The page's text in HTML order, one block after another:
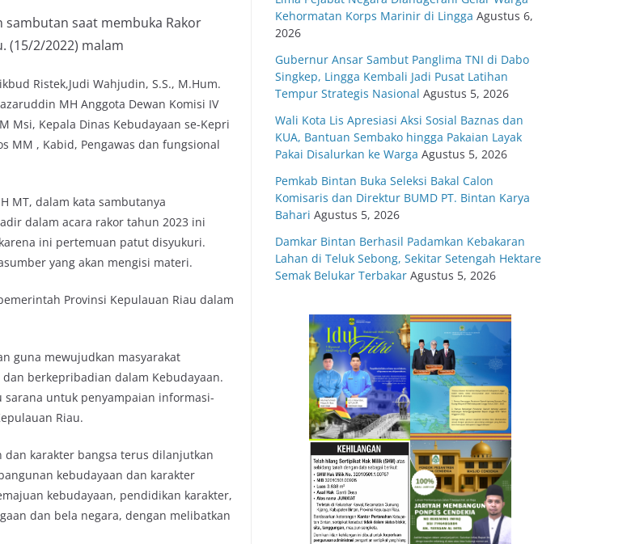
sambutan saat membuka Rakor
(15/2/2022) malam
Ristek,Judi Wahjudin, S.S., M.Hum.
MH Anggota Dewan Komisi IV
Msi, Kepala Dinas Kebudayaan se-Kepri
MM , Kabid, Pengawas dan fungsional
MT, dalam kata sambutanya
dalam acara rakor tahun 2023 ini
ini pertemuan patut disyukuri.
yang akan mengisi materi.
Provinsi Kepulauan Riau dalam
guna mewujudkan masyarakat
berkepribadian dalam Kebudayaan.
sarana untuk penyampaian informasi-
Riau.
dan karakter bangsa terus dilanjutkan
kebudayaan dan karakter
kebudayaan, pendidikan karakter,
dan bela negara, dengan melibatkan
Kehormatan Korps Marinir di Lingga Agustus 6,
2026
Gubernur Ansar Sambut Panglima TNI di Dabo
Singkep, Lingga Kembali Jadi Pusat Latihan
Tempur Strategis Nasional Agustus 5, 2026
Wali Kota Lis Apresiasi Aksi Sosial Baznas dan
KUA, Bantuan Sembako hingga Pakaian Layak
Pakai Disalurkan ke Warga Agustus 5, 2026
Pemkab Bintan Buka Seleksi Bakal Calon
Komisaris dan Direktur BUMD PT. Bintan Karya
Bahari Agustus 5, 2026
Damkar Bintan Berhasil Padamkan Kebakaran
Lahan di Teluk Sebong, Sekitar Setengah Hektare
Semak Belukar Terbakar Agustus 5, 2026